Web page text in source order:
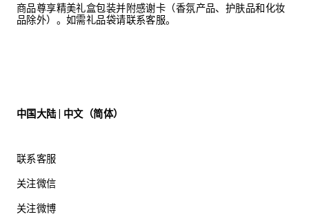
商品尊享精美礼盒包装并附感谢卡（香氛产品、护肤品和化妆
品除外）。如需礼品袋请联系客服。
中国大陆 | 中文（简体）
联系客服
关注微信
关注微博